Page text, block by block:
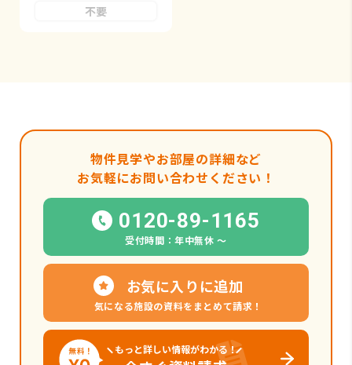
不要
物件見学やお部屋の詳細など
お気軽にお問い合わせください！
0120-89-1165
受付時間：年中無休 〜
お気に入りに追加
気になる施設の資料をまとめて請求！
もっと詳しい情報がわかる！